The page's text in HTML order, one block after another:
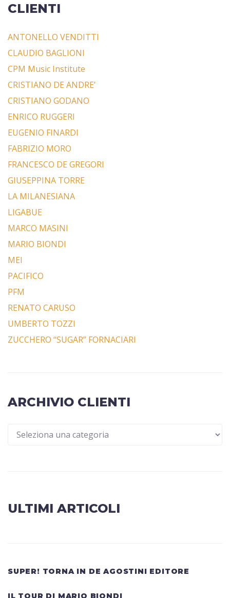
CLIENTI
ANTONELLO VENDITTI
CLAUDIO BAGLIONI
CPM Music Institute
CRISTIANO DE ANDRE’
CRISTIANO GODANO
ENRICO RUGGERI
EUGENIO FINARDI
FABRIZIO MORO
FRANCESCO DE GREGORI
GIUSEPPINA TORRE
LA MILANESIANA
LIGABUE
MARCO MASINI
MARIO BIONDI
MEI
PACIFICO
PFM
RENATO CARUSO
UMBERTO TOZZI
ZUCCHERO “SUGAR” FORNACIARI
ARCHIVIO CLIENTI
ULTIMI ARTICOLI
SUPER! TORNA IN DE AGOSTINI EDITORE
IL TOUR DI MARIO BIONDI